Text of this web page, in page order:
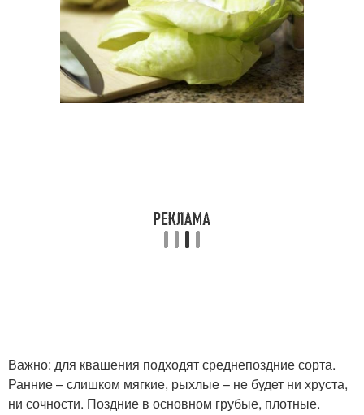
Важно: для квашения подходят среднепоздние сорта.
Ранние – слишком мягкие, рыхлые – не будет ни хруста,
ни сочности. Поздние в основном грубые, плотные.